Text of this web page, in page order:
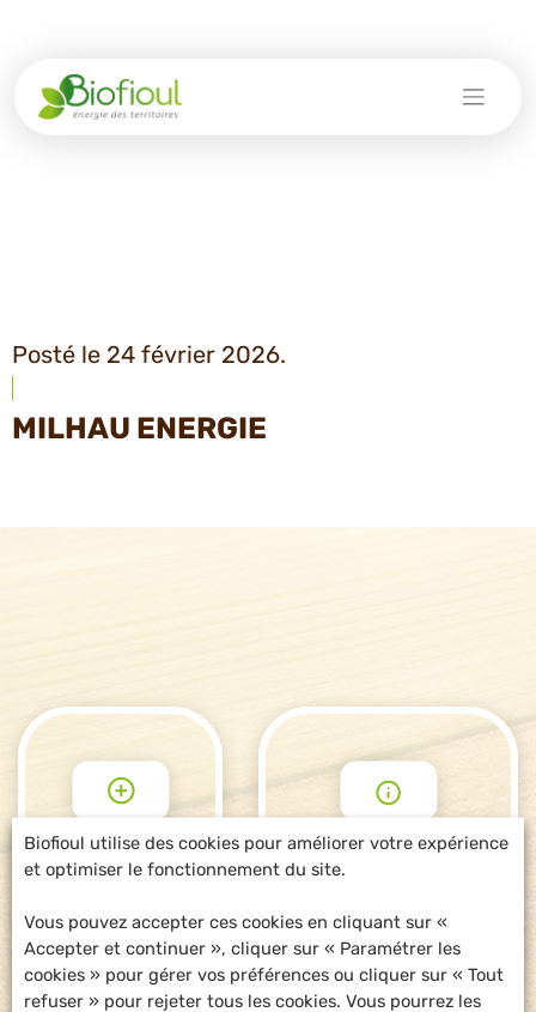
Posté le 24 février 2026.
MILHAU ENERGIE
POUR ALLER
PLUS LOIN
DEMANDE
D'INFORMATIONS
Biofioul utilise des cookies pour améliorer votre expérience
et optimiser le fonctionnement du site.
Vous pouvez accepter ces cookies en cliquant sur «
Accepter et continuer », cliquer sur « Paramétrer les
cookies » pour gérer vos préférences ou cliquer sur « Tout
refuser » pour rejeter tous les cookies. Vous pourrez les